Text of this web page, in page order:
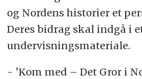
og Nordens historier et
Deres bidrag skal indgå i
undervisningsmateriale.
- ’Kom med – Det Gror i